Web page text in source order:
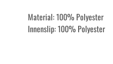
Material: 100% Polyester
Innenslip: 100% Polyester